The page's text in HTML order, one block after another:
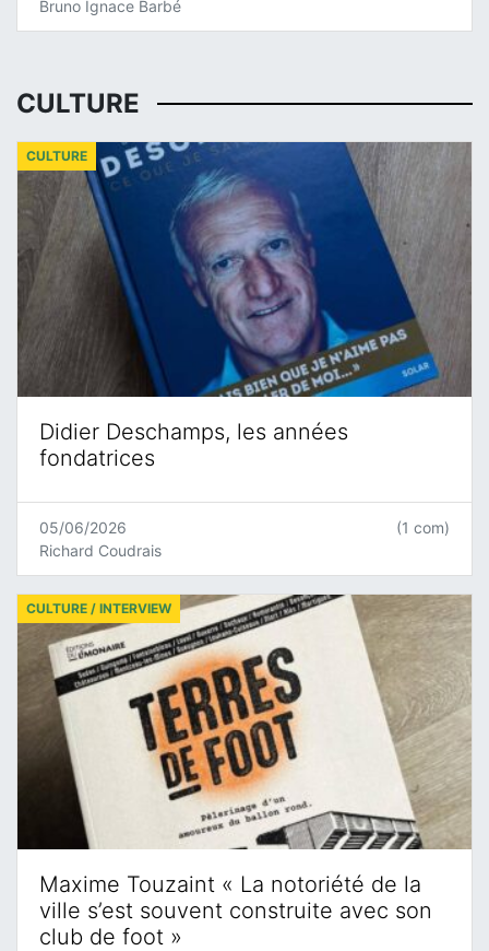
Bruno Ignace Barbé
CULTURE
Didier Deschamps, les années
fondatrices
CULTURE
05/06/2026
Richard Coudrais
(1 com)
Maxime Touzaint « La notoriété de la
ville s’est souvent construite avec son
club de foot »
CULTURE / INTERVIEW